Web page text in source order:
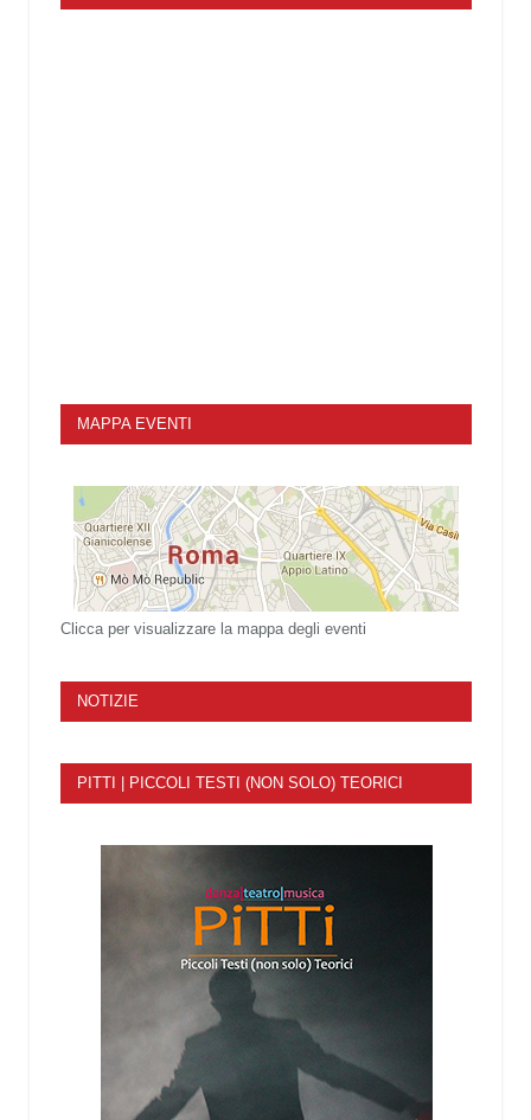
MAPPA EVENTI
Clicca per visualizzare la mappa degli eventi
NOTIZIE
PITTI | PICCOLI TESTI (NON SOLO) TEORICI